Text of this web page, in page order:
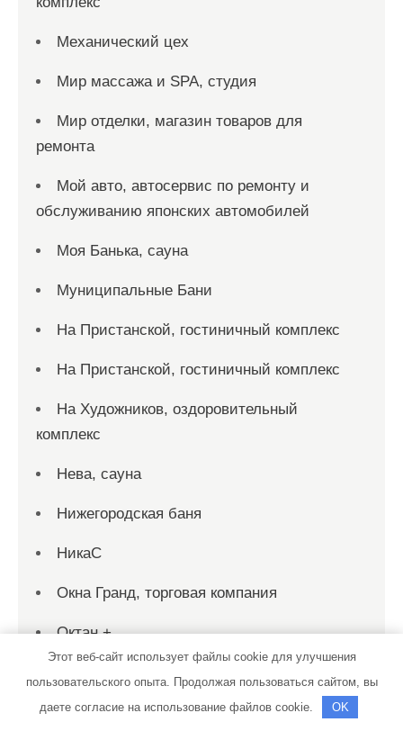
Механический цех
Мир массажа и SPA, студия
Мир отделки, магазин товаров для
ремонта
Мой авто, автосервис по ремонту и
обслуживанию японских автомобилей
Моя Банька, сауна
Муниципальные Бани
На Пристанской, гостиничный комплекс
На Пристанской, гостиничный комплекс
На Художников, оздоровительный
комплекс
Нева, сауна
Нижегородская баня
НикаС
Окна Гранд, торговая компания
Октан +
Оскар, автомойка и шиномонтажная
Этот веб-сайт использует файлы cookie для улучшения
пользовательского опыта. Продолжая пользоваться сайтом, вы
даете согласие на использование файлов cookie.
OK